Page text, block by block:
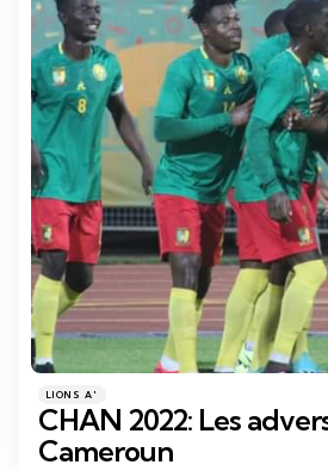
Catégories
Posté
dans
LIONS A'
CHAN 2022: Les
Cameroun